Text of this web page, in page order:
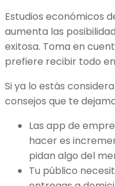
Estudios económicos
aumenta las
exitosa. Toma en
prefiere recibir todo
Si ya lo estás
consejos que te
Las app de
hacer es
pidan algo del
Tu público